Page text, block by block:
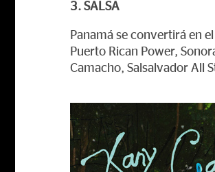
3. SALSA
Panamá se convertirá en
Puerto Rican Power,
Camacho, Salsalvador All